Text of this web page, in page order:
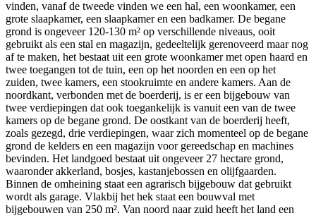
vinden, vanaf de tweede vinden we een hal, een woonkamer, een
grote slaapkamer, een slaapkamer en een badkamer. De begane
grond is ongeveer 120-130 m² op verschillende niveaus, ooit
gebruikt als een stal en magazijn, gedeeltelijk gerenoveerd maar nog
af te maken, het bestaat uit een grote woonkamer met open haard en
twee toegangen tot de tuin, een op het noorden en een op het
zuiden, twee kamers, een stookruimte en andere kamers. Aan de
noordkant, verbonden met de boerderij, is er een bijgebouw van
twee verdiepingen dat ook toegankelijk is vanuit een van de twee
kamers op de begane grond. De oostkant van de boerderij heeft,
zoals gezegd, drie verdiepingen, waar zich momenteel op de begane
grond de kelders en een magazijn voor gereedschap en machines
bevinden. Het landgoed bestaat uit ongeveer 27 hectare grond,
waaronder akkerland, bosjes, kastanjebossen en olijfgaarden.
Binnen de omheining staat een agrarisch bijgebouw dat gebruikt
wordt als garage. Vlakbij het hek staat een bouwval met
bijgebouwen van 250 m². Van noord naar zuid heeft het land een